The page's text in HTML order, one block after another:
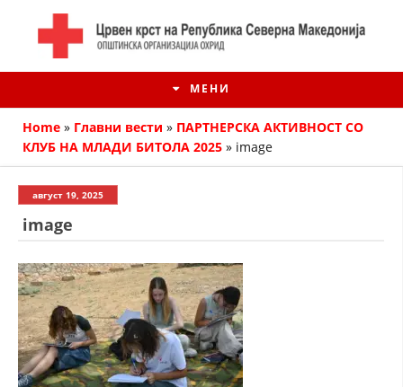
МЕНИ
ИСТОРИЈАТ НА ЦКРМ
ИСТОРИЈАТ НА ДВИЖЕЊЕТО
Home » Главни вести » ПАРТНЕРСКА АКТИВНОСТ СО
КЛУБ НА МЛАДИ БИТОЛА 2025 » image
август 19, 2025
image